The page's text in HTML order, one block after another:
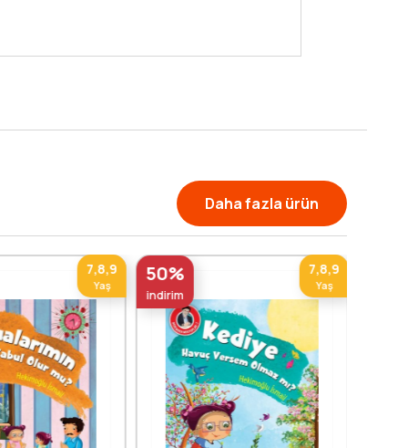
Daha fazla ürün
7,8,9
Yaş 50%
indirim
7,8,9
Yaş